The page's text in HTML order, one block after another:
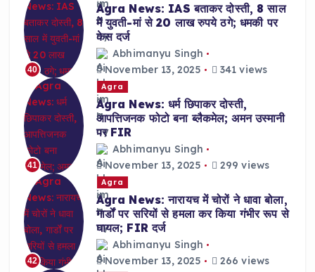
40
Agra News: IAS बताकर दोस्ती, 8 साल
में युवती-मां से 20 लाख रुपये ठगे; धमकी पर
केस दर्ज
Abhimanyu Singh
November 13, 2025
341 views
41
Agra
Agra News: धर्म छिपाकर दोस्ती,
आपत्तिजनक फोटो बना ब्लैकमेल; अमन उस्मानी
पर FIR
Abhimanyu Singh
November 13, 2025
299 views
42
Agra
Agra News: नारायच में चोरों ने धावा बोला,
गार्डों पर सरियों से हमला कर किया गंभीर रूप से
घायल; FIR दर्ज
Abhimanyu Singh
November 13, 2025
266 views